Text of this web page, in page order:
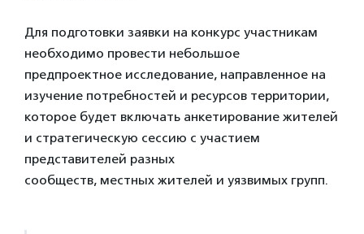
Для подготовки заявки на конкурс участникам
необходимо провести небольшое
предпроектное исследование, направленное на
изучение потребностей и ресурсов территории,
которое будет включать анкетирование жителей
и стратегическую сессию с участием
представителей разных
сообществ, местных жителей и уязвимых групп.